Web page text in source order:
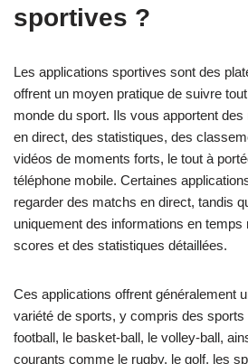
sportives ?
Les applications sportives sont des
offrent un moyen pratique de suivre
monde du sport. Ils vous apportent
en direct, des statistiques, des
vidéos de moments forts, le tout à
téléphone mobile. Certaines
regarder des matchs en direct, tandis
uniquement des informations en temps
scores et des statistiques détaillées.
Ces applications offrent généralement
variété de sports, y compris des
football, le basket-ball, le volley-ball,
courants comme le rugby, le golf, les